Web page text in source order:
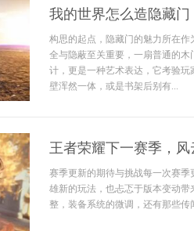
我的世界怎么造隐藏
构思的起点，隐藏门的魅力所在
全与隐蔽至关重要，一扇普通的
计，更是一种艺术表达，它考验
壁浑然一体，或是书架后别有...
王者荣耀下一赛季，
赛季更新的期待与挑战每一次赛
雄新的玩法，也忐忑于版本变动
整，装备系统的微调，还有那些